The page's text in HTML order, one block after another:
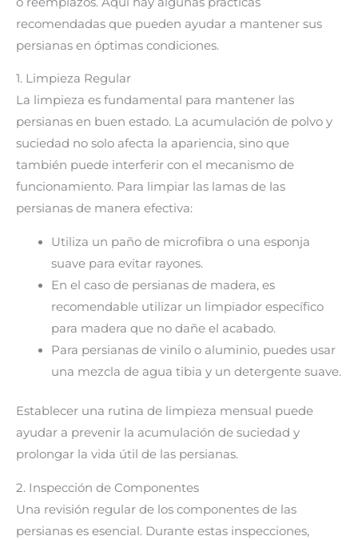
recomendadas que pueden ayudar a mantener sus
persianas en óptimas condiciones.
1. Limpieza Regular
La limpieza es fundamental para mantener las
persianas en buen estado. La acumulación de polvo y
suciedad no solo afecta la apariencia, sino que
también puede interferir con el mecanismo de
funcionamiento. Para limpiar las lamas de las
persianas de manera efectiva:
Utiliza un paño de microfibra o una esponja
suave para evitar rayones.
En el caso de persianas de madera, es
recomendable utilizar un limpiador específico
para madera que no dañe el acabado.
Para persianas de vinilo o aluminio, puedes usar
una mezcla de agua tibia y un detergente suave.
Establecer una rutina de limpieza mensual puede
ayudar a prevenir la acumulación de suciedad y
prolongar la vida útil de las persianas.
2. Inspección de Componentes
Una revisión regular de los componentes de las
persianas es esencial. Durante estas inspecciones,